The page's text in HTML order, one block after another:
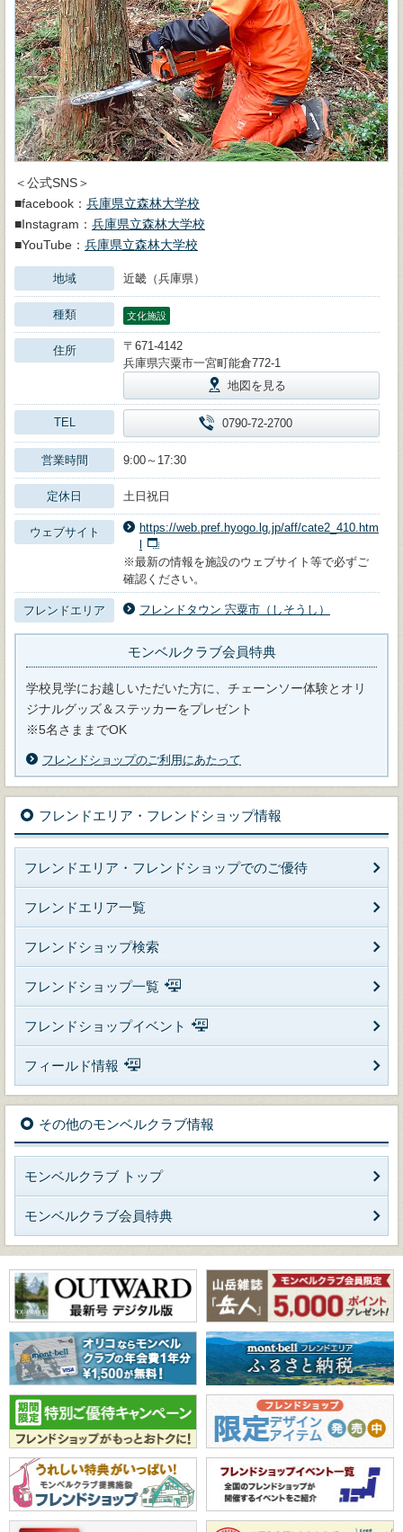
＜公式SNS＞
■facebook： 兵庫県立森林大学校
■Instagram： 兵庫県立森林大学校
■YouTube： 兵庫県立森林大学校
地域 近畿（兵庫県）
種類 文化施設
住所
〒671-4142
兵庫県宍粟市一宮町能倉772-1
地図を見る
TEL 0790-72-2700
営業時間 9:00～17:30
定休日 土日祝日
ウェブサイト
https://web.pref.hyogo.lg.jp/aff/cate2_410.htm
※最新の情報を施設のウェブサイト等で必ずご
確認ください。
フレンドエリア フレンドタウン 宍粟市（しそうし）
モンベルクラブ会員特典
学校見学にお越しいただいた方に、チェーンソー体験とオリ
ジナルグッズ＆ステッカーをプレゼント
※5名さままでOK
フレンドショップのご利用にあたって
フレンドエリア・フレンドショップ情報
フレンドエリア・フレンドショップでのご優待
フレンドエリア一覧
フレンドショップ検索
フレンドショップ一覧
フレンドショップイベント
フィールド情報
その他のモンベルクラブ情報
モンベルクラブ トップ
モンベルクラブ会員特典